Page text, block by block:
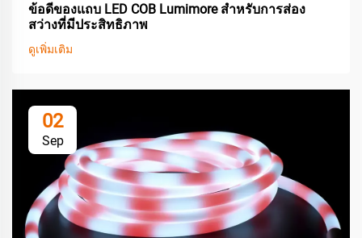
ข้อดีของแถบ LED COB Lumimore สำหรับการส่อง
สว่างที่มีประสิทธิภาพ
ดูเพิ่มเติม
02
Sep